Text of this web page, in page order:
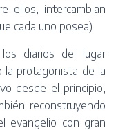
ellos, intercambian
cada uno posea).
diarios del lugar
la protagonista de la
desde el principio,
reconstruyendo
evangelio con gran